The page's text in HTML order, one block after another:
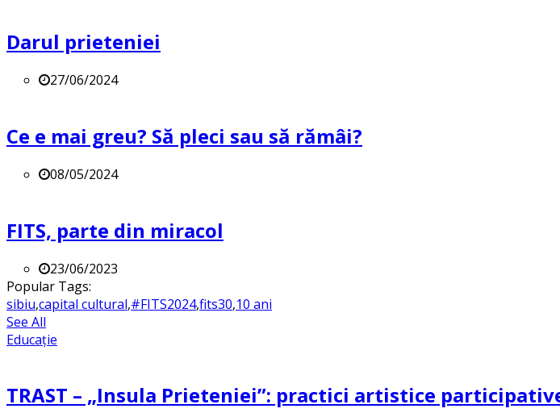
Darul prieteniei
27/06/2024
Ce e mai greu? Să pleci sau să rămâi?
08/05/2024
FITS, parte din miracol
23/06/2023
Popular Tags:
sibiu,capital cultural,#FITS2024,fits30,10 ani
See All
Educație
TRAST – „Insula Prieteniei”: practici artistice